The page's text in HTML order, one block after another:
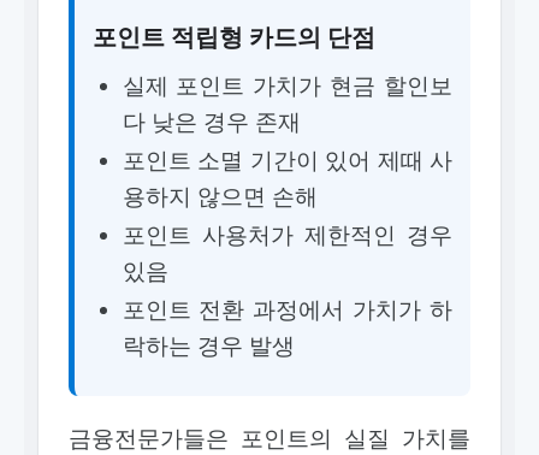
포인트 적립형 카드의 단점
실제 포인트 가치가 현금 할인보
다 낮은 경우 존재
포인트 소멸 기간이 있어 제때 사
용하지 않으면 손해
포인트 사용처가 제한적인 경우
있음
포인트 전환 과정에서 가치가 하
락하는 경우 발생
금융전문가들은 포인트의 실질 가치를